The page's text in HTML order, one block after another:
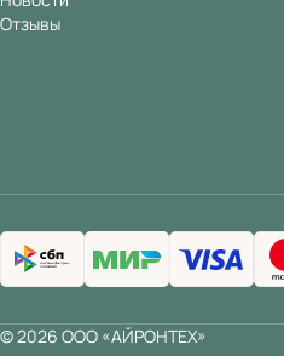
Отзывы
© 2026 ООО «АЙРОНТЕХ»